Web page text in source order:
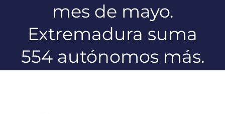
mes de mayo.
Extremadura suma
554 autónomos más.